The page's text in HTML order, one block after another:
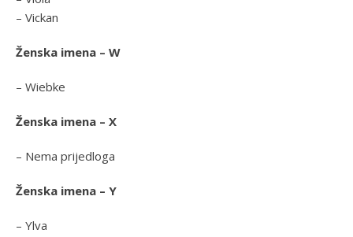
– Vickan
Ženska imena – W
– Wiebke
Ženska imena – X
– Nema prijedloga
Ženska imena – Y
– Ylva